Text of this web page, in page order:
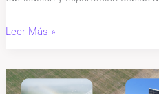
Leer Más »
Paneles